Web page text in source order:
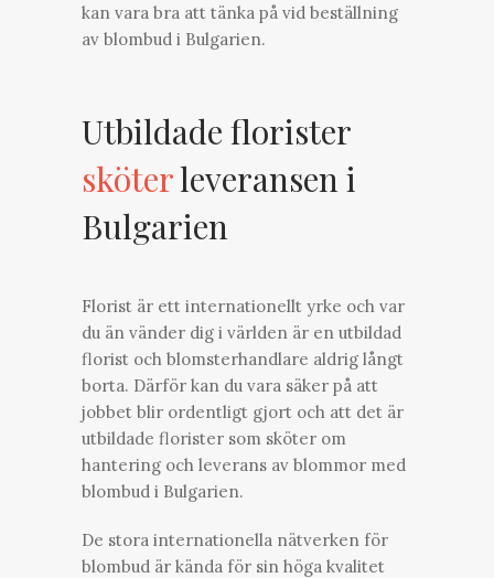
kan vara bra att tänka på vid beställning
av blombud i Bulgarien.
Utbildade florister
sköterleveransen i
Bulgarien
Florist är ett internationellt yrke och var
du än vänder dig i världen är en utbildad
florist och blomsterhandlare aldrig långt
borta. Därför kan du vara säker på att
jobbet blir ordentligt gjort och att det är
utbildade florister som sköter om
hantering och leverans av blommor med
blombud i Bulgarien.
De stora internationella nätverken för
blombud är kända för sin höga kvalitet